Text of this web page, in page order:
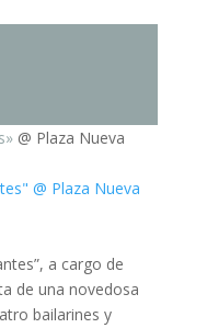
@ Plaza Nueva
a cargo de
de una novedosa
bailarines y